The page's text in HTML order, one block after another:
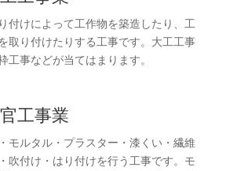
付けによって工作物を築造したり、工
取り付けたりする工事です。大工工事
工事などが当てはまります。
工事業
モルタル・プラスター・漆くい・繊維
吹付け・はり付けを行う工事です。モ